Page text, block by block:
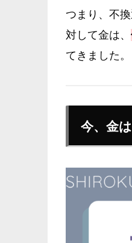
つまり、不
対して金は、
てきました。
今、金